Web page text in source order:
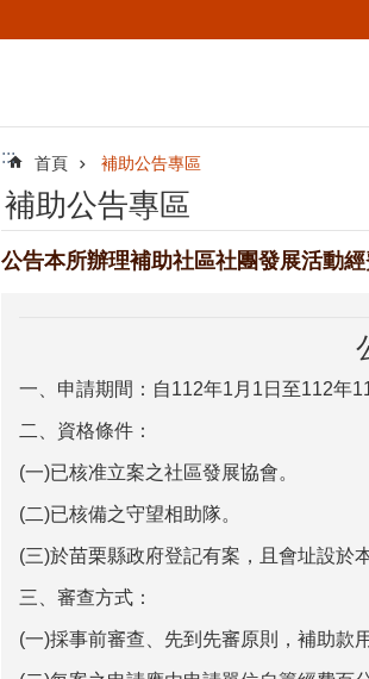
::: 首頁 補助公告專區
補助公告專區
公告本所辦理補助社區社團發展活動
一、申請期間：自112年1 月 1 日至112年
二、資格條件：
(一)已核准立案之社區發展協會。
(二)已核備之守望相助隊。
(三)於苗栗縣政府登記有案，且會址設於
三、審查方式：
(一)採事前審查、先到先審原則，補助款